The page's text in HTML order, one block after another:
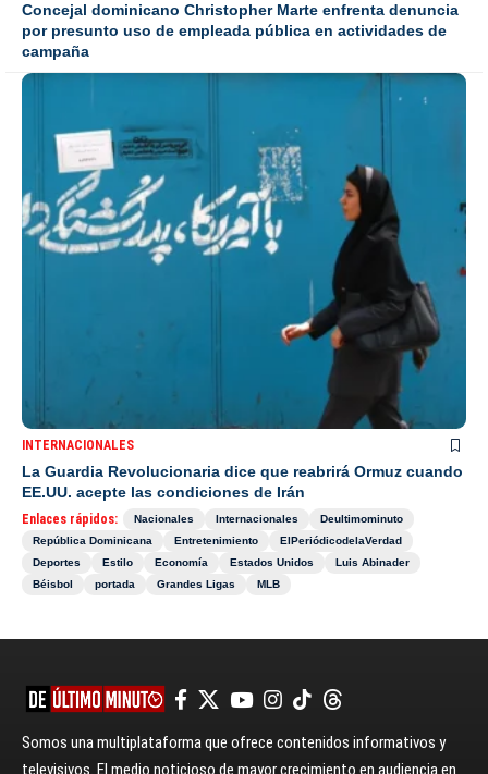
Concejal dominicano Christopher Marte enfrenta denuncia
por presunto uso de empleada pública en actividades de
campaña
INTERNACIONALES
La Guardia Revolucionaria dice que reabrirá Ormuz cuando
EE.UU. acepte las condiciones de Irán
Enlaces rápidos: Nacionales Internacionales
Deultimominuto
República Dominicana
Entretenimiento
ElPeriódicodelaVerdad
Deportes
Estilo Economía Estados Unidos
Luis Abinader
Béisbol
portada Grandes Ligas MLB
Somos una multiplataforma que ofrece contenidos informativos y
televisivos. El medio noticioso de mayor crecimiento en audiencia en